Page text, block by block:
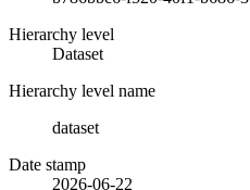
Hierarchy level
Dataset
Hierarchy level name
dataset
Date stamp
2026-06-22